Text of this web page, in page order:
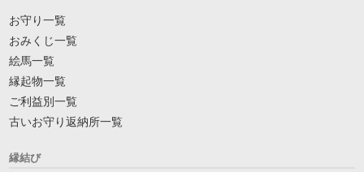
お守り一覧
おみくじ一覧
絵馬一覧
縁起物一覧
ご利益別一覧
古いお守り返納所一覧
縁結び